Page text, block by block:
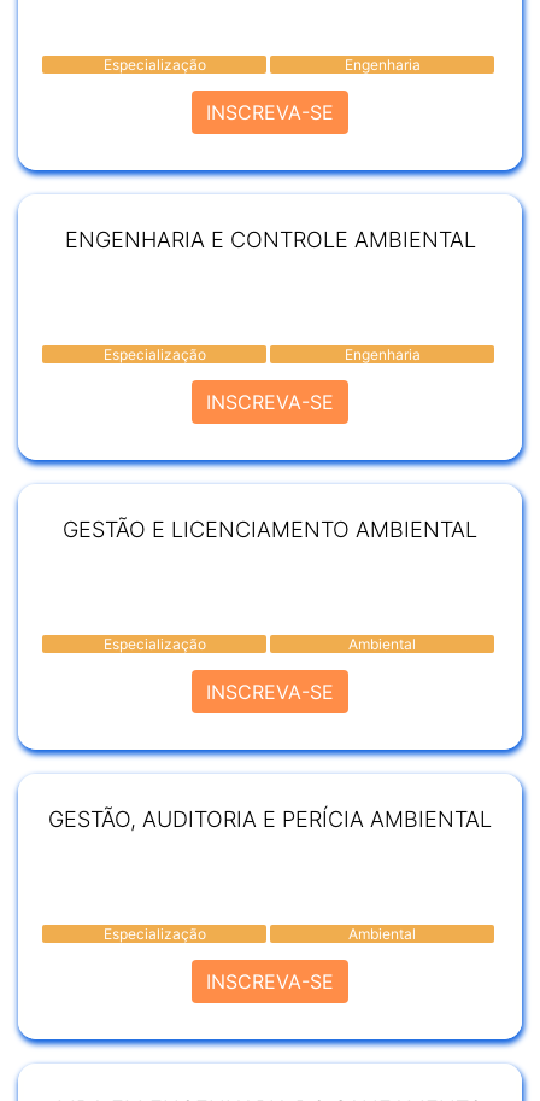
Especialização Engenharia
INSCREVA-SE
ENGENHARIA E CONTROLE AMBIENTAL
Especialização Engenharia
INSCREVA-SE
GESTÃO E LICENCIAMENTO AMBIENTAL
Especialização Ambiental
INSCREVA-SE
GESTÃO, AUDITORIA E PERÍCIA AMBIENTAL
Especialização Ambiental
INSCREVA-SE